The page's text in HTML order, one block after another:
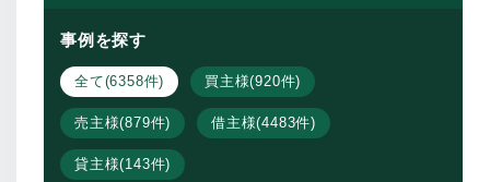
事例を探す
全て(6358件) 買主様(920件)
売主様(879件) 借主様(4483件)
貸主様(143件)